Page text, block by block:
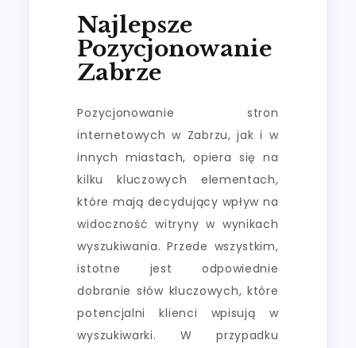
Najlepsze
Pozycjonowanie
Zabrze
Pozycjonowanie stron
internetowych w Zabrzu, jak i w
innych miastach, opiera się na
kilku kluczowych elementach,
które mają decydujący wpływ na
widoczność witryny w wynikach
wyszukiwania. Przede wszystkim,
istotne jest odpowiednie
dobranie słów kluczowych, które
potencjalni klienci wpisują w
wyszukiwarki. W przypadku